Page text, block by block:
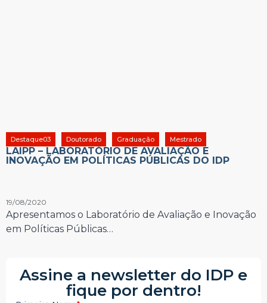
Destaque03 Doutorado Graduação Mestrado
LAIPP – LABORATÓRIO DE AVALIAÇÃO E
INOVAÇÃO EM POLÍTICAS PÚBLICAS DO IDP
19/08/2020
Apresentamos o Laboratório de Avaliação e Inovação
em Políticas Públicas…
Assine a newsletter do IDP e
fique por dentro!